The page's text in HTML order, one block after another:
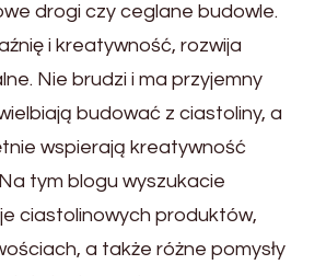
drogi czy ceglane budowle.
i kreatywność, rozwija
Nie brudzi i ma przyjemny
budować z ciastoliny, a
wspierają kreatywność
tym blogu wyszukacie
ciastolinowych produktów,
a także różne pomysły